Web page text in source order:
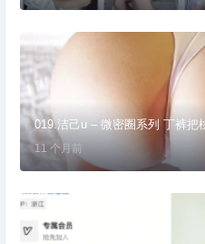
019.洁己u – 微密圈系列 丁裤把
11 个月前